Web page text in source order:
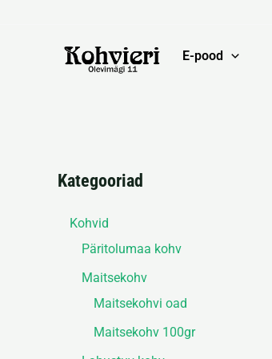
E-pood
Kategooriad
Kohvid
Päritolumaa kohv
Maitsekohv
Maitsekohvi oad
Maitsekohv 100gr